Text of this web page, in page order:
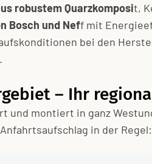
robustem Quarzkomposit,
Bosch und Neff mit
bei den
– Ihr
und montiert in ganz
in der Regel: